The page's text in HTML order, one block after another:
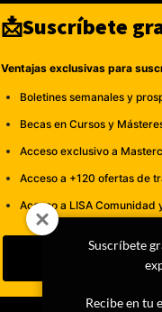
📩Suscríbete
Ventajas exclusivas para
Boletines semanales y
Becas en Cursos y
Acceso exclusivo a
Acceso a +120 ofertas de
Acceso a LISA Comunidad
Suscríbete
Recibe en tu